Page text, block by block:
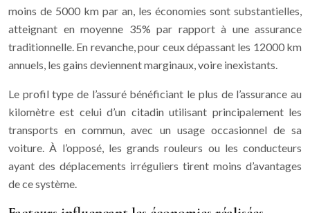
moins de 5000 km par an, les économies sont substantielles,
atteignant en moyenne 35% par rapport à une assurance
traditionnelle. En revanche, pour ceux dépassant les 12000 km
annuels, les gains deviennent marginaux, voire inexistants.
Le profil type de l’assuré bénéficiant le plus de l’assurance au
kilomètre est celui d’un citadin utilisant principalement les
transports en commun, avec un usage occasionnel de sa
voiture. À l’opposé, les grands rouleurs ou les conducteurs
ayant des déplacements irréguliers tirent moins d’avantages
de ce système.